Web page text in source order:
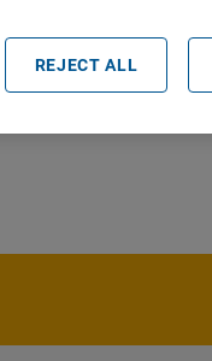
REJECT ALL